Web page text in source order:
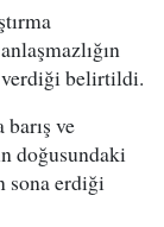
verdiği belirtildi.
ve
doğusundaki
sona erdiği